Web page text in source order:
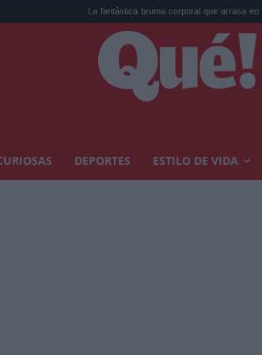
La fantástica bruma corporal que arrasa en Primor ...
DEPORTES ESTILO DE VIDA